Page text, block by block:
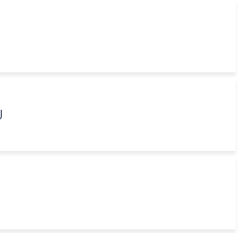
territoriales pour l’emploi